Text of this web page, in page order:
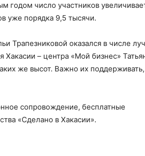
годом число участников
уже порядка 9,5 тысячи.
Трапезниковой оказался в числе
Хакасии – центра «Мой бизнес»
же высот. Важно их
сопровождение, бесплатные
«Сделано в Хакасии».